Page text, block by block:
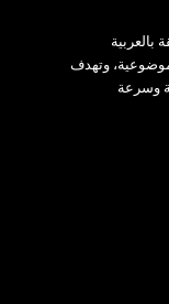
وتهدف
وسرعة